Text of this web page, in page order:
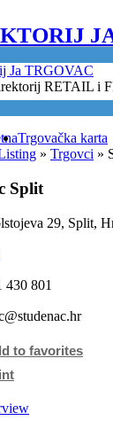
RETAIL i
Trgovačka karta
» Trgovci »
Split
29, Split,
430 801
to favorites